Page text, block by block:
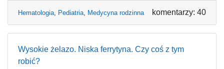
Hematologia, Pediatria, Medycyna rodzinna komentarzy: 40
Wysokie żelazo. Niska ferrytyna. Czy coś z tym
robić?